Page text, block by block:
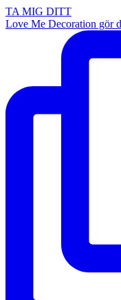
TA MIG DITT
Love Me Decoration gör